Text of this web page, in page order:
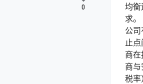
均衡
求
公
止
商
商
税率
0